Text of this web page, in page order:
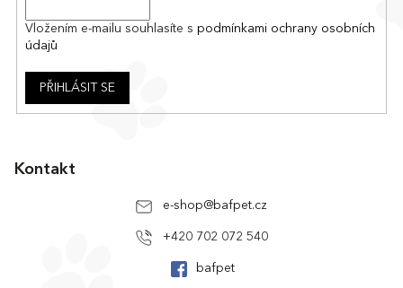
Vložením e-mailu souhlasíte s podmínkami ochrany osobních
údajů
PŘIHLÁSIT SE
Kontakt
e-shop@bafpet.cz
+420 702 072 540
bafpet